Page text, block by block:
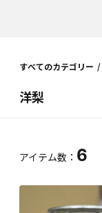
すべてのカテゴリー
洋梨
アイテム数： 6